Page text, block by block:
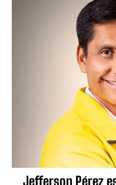
Jefferson Pérez